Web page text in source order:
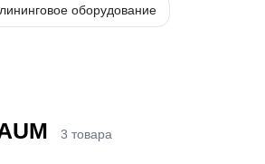
оборудование
3 товара